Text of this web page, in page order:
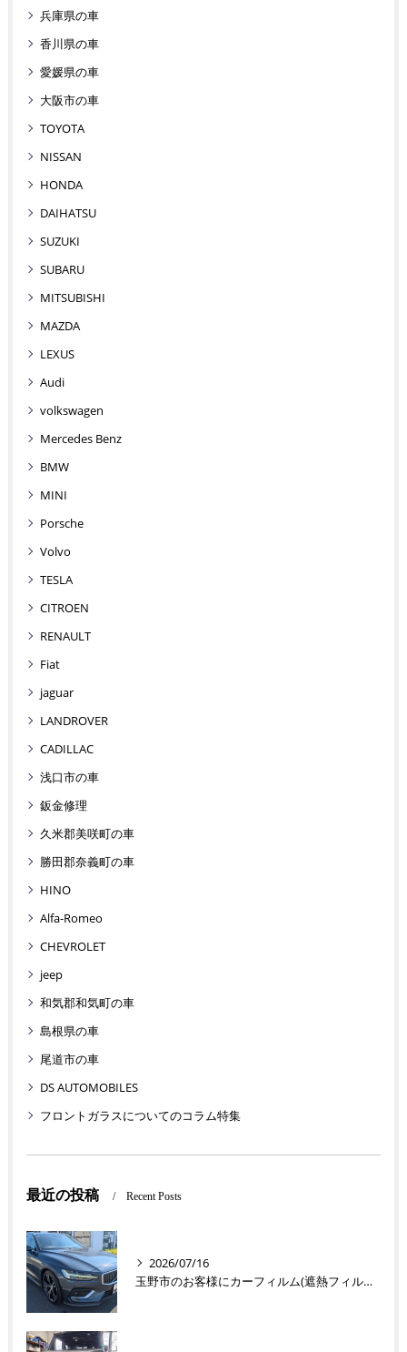
兵庫県の車
香川県の車
愛媛県の車
大阪市の車
TOYOTA
NISSAN
HONDA
DAIHATSU
SUZUKI
SUBARU
MITSUBISHI
MAZDA
LEXUS
Audi
volkswagen
Mercedes Benz
BMW
MINI
Porsche
Volvo
TESLA
CITROEN
RENAULT
Fiat
jaguar
LANDROVER
CADILLAC
浅口市の車
鈑金修理
久米郡美咲町の車
勝田郡奈義町の車
HINO
Alfa-Romeo
CHEVROLET
jeep
和気郡和気町の車
島根県の車
尾道市の車
DS AUTOMOBILES
フロントガラスについてのコラム特集
最近の投稿 Recent Posts
2026/07/16
玉野市のお客様にカーフィルム(遮熱フィルム) V60【nexus株式会社】